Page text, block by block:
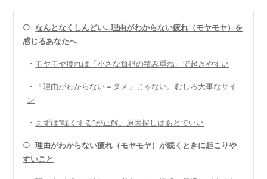
○なんとなくしんどい…理由がわからない疲れ（モヤモヤ）を
感じるあなたへ
・ モヤモヤ疲れは「小さな負担の積み重ね」で起きやすい
・
「理由がわからない＝ダメ」じゃない。むしろ大事なサイ
ン
・ まずは“軽くする”が正解。原因探しはあとでいい
○理由がわからない疲れ（モヤモヤ）が続くときに起こりや
すいこと